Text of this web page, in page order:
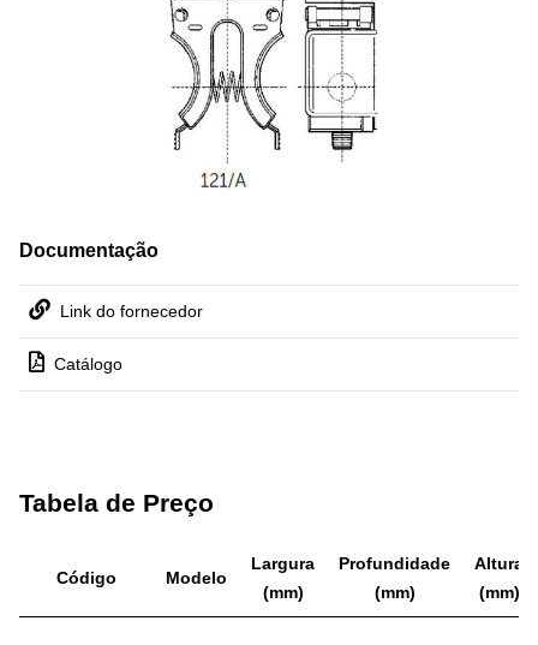
Documentação
Link do fornecedor
Catálogo
Tabela de Preço
Código Modelo
Largura
(mm)
Profundidade
(mm)
Altura
(mm)